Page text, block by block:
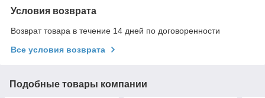
Условия возврата
Возврат товара в течение 14 дней по договоренности
Все условия возврата
Подобные товары компании